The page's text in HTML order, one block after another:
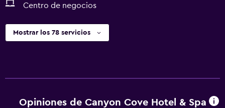
Centro de negocios
Mostrar los 78 servicios
Opiniones de Canyon Cove Hotel & Spa